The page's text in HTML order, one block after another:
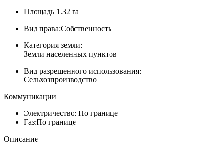
Площадь 1.32 га
Вид права:Собственность
Категория земли:
Земли населенных пунктов
Вид разрешенного использования:
Сельхозпроизводство
Коммуникации
Электричество: По границе
Газ:По границе
Описание